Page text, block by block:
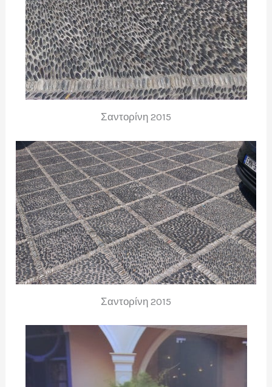
Σαντορίνη 2015
Σαντορίνη 2015